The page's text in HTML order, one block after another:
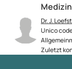
Dr. J.
Unico
Zuletzt